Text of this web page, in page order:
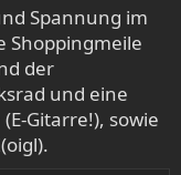
Spannung im
Shoppingmeile
der
und eine
Gitarre!), sowie